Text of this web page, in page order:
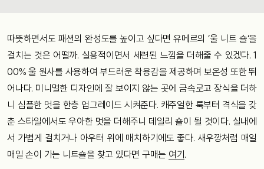
따뜻하면서도 패션의 완성도를 높이고 싶다면 유메르의 ‘울 니트 숄‘을
걸치는 것은 어떨까. 실용적이면서 세련된 느낌을 더해줄 수 있겠다. 1
00% 울 원사를 사용하여 부드러운 착용감을 제공하며 보온성 또한 뛰
어나다. 미니멀한 디자인에 잘 보이지 않는 곳에 금속로고 장식을 더하
니 심플한 멋을 한층 업그레이드 시켜준다. 캐주얼한 룩부터 격식을 갖
춘 스타일에서도 우아한 멋을 더해주니 데일리 숄이 될 것이다. 실내에
서 가볍게 걸치거나 아우터 위에 매치하기에도 좋다. 새우깡처럼 매일
매일 손이 가는 니트숄을 찾고 있다면 구매는 여기 .